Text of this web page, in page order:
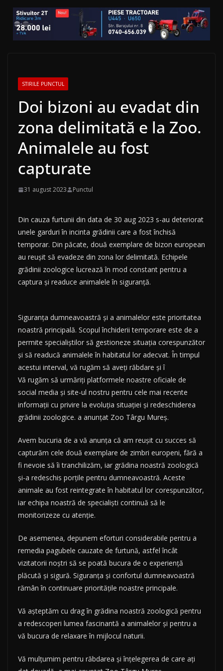
STIRILE PUNCTUL
Doi bizoni au evadat din
zona delimitată e la Zoo.
Animalele au fost
capturate
31 august 2023 Punctul
Din cauza furtunii din data de 30 aug 2023 s-au deteriorat
unele garduri în incinta grădinii care a fost închisă
temporar. Din păcate, două exemplare de bizon european
au reușit să evadeze din zona lor delimitată. Echipele
grădinii zoologice lucrează în mod constant pentru a
captura și readuce animalele în siguranță.
Siguranța dumneavoastră și a animalelor este prioritatea
noastră principală. Scopul închiderii temporare este de a
permite specialiștilor să gestioneze situația corespunzător
și să readucă animalele în habitatul lor adecvat. În timpul
acestui interval, vă rugăm să aveți răbdare și î
Vă rugăm să urmăriți platformele noastre oficiale de
social media și site-ul nostru pentru cele mai recente
informații cu privire la evoluția situației și redeschiderea
grădinii zoologice. a anunțat Zoo Târgu Mureș.
Avem bucuria de a vă anunța că am reușit cu succes să
capturăm cele două exemplare de zimbri europeni, fără a
fi nevoie să îi tranchilizăm, iar grădina noastră zoologică
și-a redeschis porțile pentru dumneavoastră. Aceste
animale au fost reintegrate în habitatul lor corespunzător,
iar echipa noastră de specialiști continuă să le
monitorizeze cu atenție.
De asemenea, depunem eforturi considerabile pentru a
remedia pagubele cauzate de furtună, astfel încât
vizitatorii noștri să se poată bucura de o experiență
plăcută și sigură. Siguranța și confortul dumneavoastră
rămân în continuare prioritățile noastre principale.
Vă așteptăm cu drag în grădina noastră zoologică pentru
a redescoperi lumea fascinantă a animalelor și pentru a
vă bucura de relaxare în mijlocul naturii.
Vă mulțumim pentru răbdarea și înțelegerea de care ați